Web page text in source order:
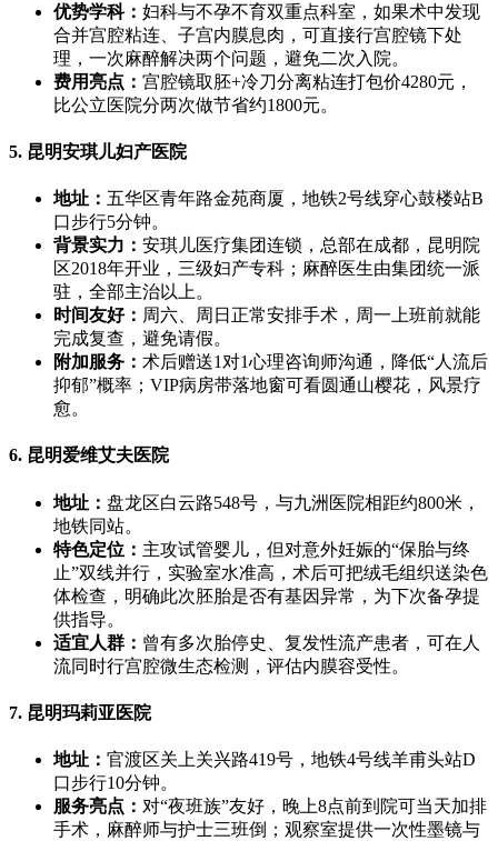
优势学科： 妇科与不孕不育双重点科室，如果术中发现
合并宫腔粘连、子宫内膜息肉，可直接行宫腔镜下处
理，一次麻醉解决两个问题，避免二次入院。
费用亮点： 宫腔镜取胚+冷刀分离粘连打包价4280元，
比公立医院分两次做节省约1800元。
5. 昆明安琪儿妇产医院
地址： 五华区青年路金苑商厦，地铁2号线穿心鼓楼站B
口步行5分钟。
背景实力： 安琪儿医疗集团连锁，总部在成都，昆明院
区2018年开业，三级妇产专科；麻醉医生由集团统一派
驻，全部主治以上。
时间友好： 周六、周日正常安排手术，周一上班前就能
完成复查，避免请假。
附加服务： 术后赠送1对1心理咨询师沟通，降低“人流后
抑郁”概率；VIP病房带落地窗可看圆通山樱花，风景疗
愈。
6. 昆明爱维艾夫医院
地址： 盘龙区白云路548号，与九洲医院相距约800米，
地铁同站。
特色定位： 主攻试管婴儿，但对意外妊娠的“保胎与终
止”双线并行，实验室水准高，术后可把绒毛组织送染色
体检查，明确此次胚胎是否有基因异常，为下次备孕提
供指导。
适宜人群： 曾有多次胎停史、复发性流产患者，可在人
流同时行宫腔微生态检测，评估内膜容受性。
7. 昆明玛莉亚医院
地址： 官渡区关上关兴路419号，地铁4号线羊甫头站D
口步行10分钟。
服务亮点： 对“夜班族”友好，晚上8点前到院可当天加排
手术，麻醉师与护士三班倒；观察室提供一次性墨镜与